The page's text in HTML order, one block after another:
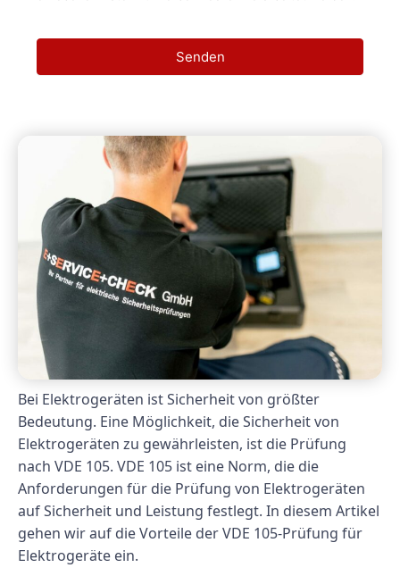
Senden
Bei Elektrogeräten ist Sicherheit von größter
Bedeutung. Eine Möglichkeit, die Sicherheit von
Elektrogeräten zu gewährleisten, ist die Prüfung
nach VDE 105. VDE 105 ist eine Norm, die die
Anforderungen für die Prüfung von Elektrogeräten
auf Sicherheit und Leistung festlegt. In diesem Artikel
gehen wir auf die Vorteile der VDE 105-Prüfung für
Elektrogeräte ein.